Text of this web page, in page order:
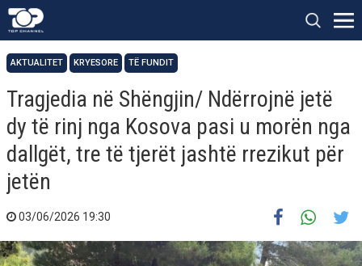
AKTUALITET KRYESORE TË FUNDIT
Tragjedia në Shëngjin/ Ndërrojnë jetë
dy të rinj nga Kosova pasi u morën nga
dallgët, tre të tjerët jashtë rrezikut për
jetën
03/06/2026 19:30